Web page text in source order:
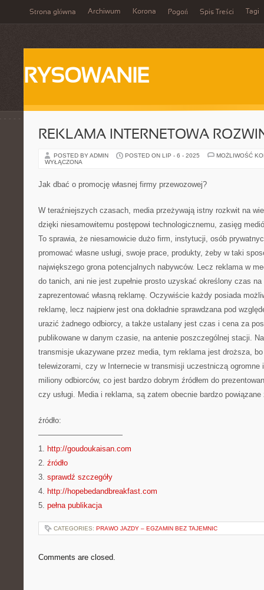
Strona główna Archiwum Korona Pogoń Spis Treści Tagi
RYSOWANIE
REKLAMA INTERNETOWA
POSTED BY ADMIN POSTED ON LIP - 6 - 2025
MOŻLIWOŚĆ
WYŁĄCZONA
Jak dbać o promocję własnej firmy przewozowej?
W teraźniejszych czasach, media przeżywają istny rozkwit na
dzięki niesamowitemu postępowi technologicznemu, zasięg
To sprawia, że niesamowicie dużo firm, instytucji, osób
promować własne usługi, swoje prace, produkty, żeby w taki
największego grona potencjalnych nabywców. Lecz reklama w
do tanich, ani nie jest zupełnie prosto uzyskać określony czas
zaprezentować własną reklamę. Oczywiście każdy posiada
reklamę, lecz najpierw jest ona dokładnie sprawdzana pod
urazić żadnego odbiorcy, a także ustalany jest czas i cena za
publikowane w danym czasie, na antenie poszczególnej stacji.
transmisje ukazywane przez media, tym reklama jest droższa,
telewizorami, czy w Internecie w transmisji uczestniczą ogromne
miliony odbiorców, co jest bardzo dobrym źródłem do
czy usługi. Media i reklama, są zatem obecnie bardzo powiązane
źródło:
———————————
1. http://goudoukaisan.com
2. źródło
3. sprawdź szczegóły
4. http://hopebedandbreakfast.com
5. pełna publikacja
CATEGORIES: PRAWO JAZDY – EGZAMIN BEZ TAJEMNIC
Comments are closed.